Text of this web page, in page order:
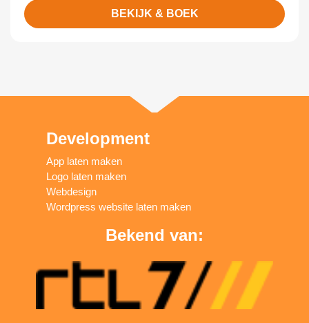
BEKIJK & BOEK
Development
App laten maken
Logo laten maken
Webdesign
Wordpress website laten maken
Bekend van: